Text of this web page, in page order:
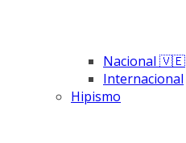
Nacional 🇻🇪
Internacional
Hipismo